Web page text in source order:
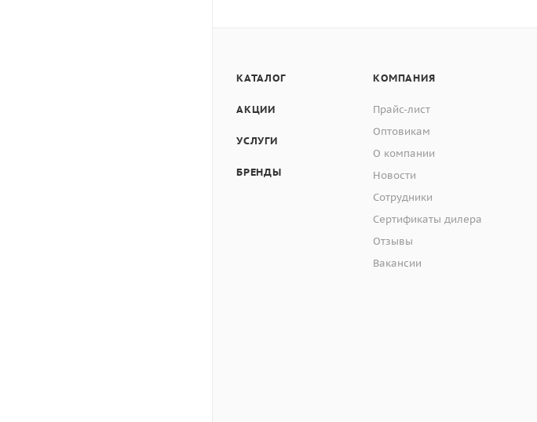
КАТАЛОГ
АКЦИИ
УСЛУГИ
БРЕНДЫ
КОМПАНИЯ
Прайс-лист
Оптовикам
О компании
Новости
Сотрудники
Сертификаты дилера
Отзывы
Вакансии